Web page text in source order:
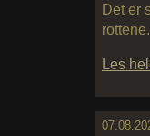
Det er
rottene.
Les